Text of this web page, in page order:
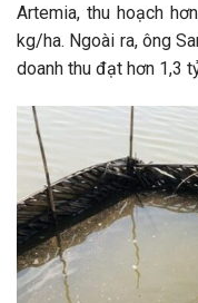
Artemia, thu hoạch
kg/ha. Ngoài ra, ông
doanh thu đạt hơn 1,3